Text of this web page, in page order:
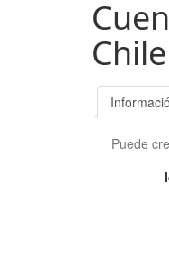
Chile
Puede